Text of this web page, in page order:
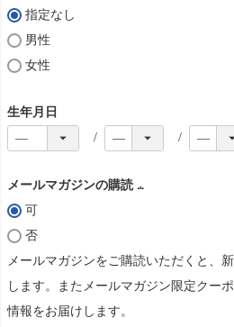
指定なし
男性
女性
生年月日
メールマガジンの購読
須
)
可
否
メールマガジンをご購読いただくと、
します。またメールマガジン限定クー
情報をお届けします。